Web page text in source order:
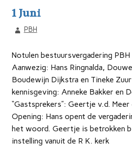
1 Juni
PBH
Notulen bestuursvergadering
Aanwezig: Hans Ringnalda,
Boudewijn Dijkstra en Tineke
kennisgeving: Anneke Bakker en
“Gastsprekers”: Geertje v.d. Meer
Opening: Hans opent de
het woord. Geertje is betrokken
instelling vanuit de R K. kerk